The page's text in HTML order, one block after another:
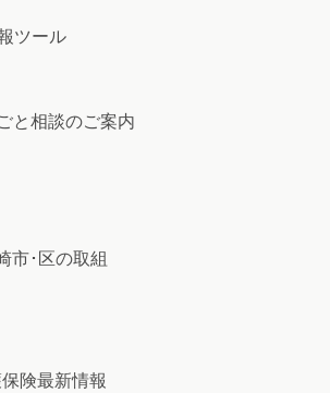
ツール
と相談のご案内
市･区の取組
険最新情報